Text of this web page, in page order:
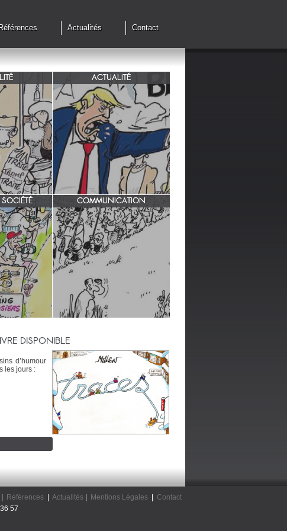
Références Actualités Contact
de cessez
ACTUALITÉ
G7 à Evian, Trump, une fois de
plus ,s'en prend aux européens.
COMMUNICATION
INRA/ Rotation des terres.
DISPONIBLE
d’humour
les jours :
Références| Actualités| Mentions Légales|
Contact
57